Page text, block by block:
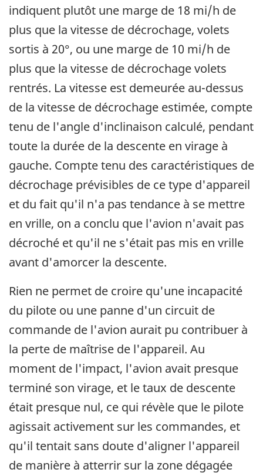
indiquent plutôt une marge de 18 mi/h de
plus que la vitesse de décrochage, volets
sortis à 20°, ou une marge de 10 mi/h de
plus que la vitesse de décrochage volets
rentrés. La vitesse est demeurée au-dessus
de la vitesse de décrochage estimée, compte
tenu de l'angle d'inclinaison calculé, pendant
toute la durée de la descente en virage à
gauche. Compte tenu des caractéristiques de
décrochage prévisibles de ce type d'appareil
et du fait qu'il n'a pas tendance à se mettre
en vrille, on a conclu que l'avion n'avait pas
décroché et qu'il ne s'était pas mis en vrille
avant d'amorcer la descente.
Rien ne permet de croire qu'une incapacité
du pilote ou une panne d'un circuit de
commande de l'avion aurait pu contribuer à
la perte de maîtrise de l'appareil. Au
moment de l'impact, l'avion avait presque
terminé son virage, et le taux de descente
était presque nul, ce qui révèle que le pilote
agissait activement sur les commandes, et
qu'il tentait sans doute d'aligner l'appareil
de manière à atterrir sur la zone dégagée